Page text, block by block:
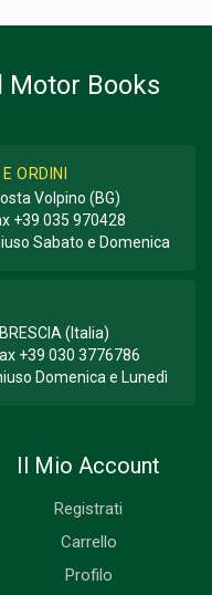
Motor Books
ORDINI
Volpino (BG)
+39 035 970428
Sabato e Domenica
(Italia)
+39 030 3776786
Domenica e Lunedì
Il Mio Account
Registrati
Carrello
Profilo